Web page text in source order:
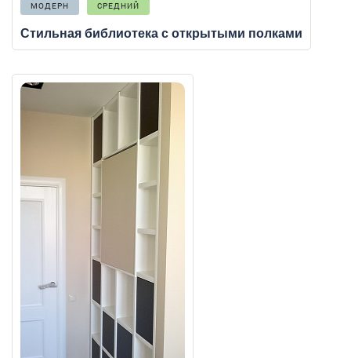
МОДЕРН СРЕДНИЙ
Стильная библиотека с открытыми полками